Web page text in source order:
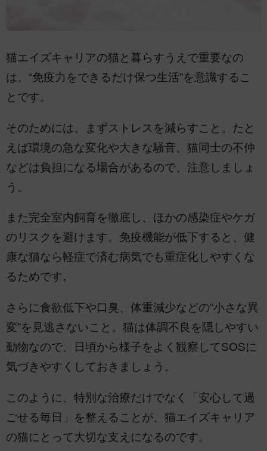
猫エイズキャリアの猫と暮らすうえで重要なの
は、“免疫力をできるだけ保つ生活”を意識するこ
とです。
そのためには、まずストレスを減らすこと。たと
えば環境の急な変化や大きな騒音、猫同士の不仲
などは負担になる場合があるので、注意しましょ
う。
また完全室内飼育を徹底し、ほかの感染症やケガ
のリスクを避けます。免疫機能が低下すると、健
康な猫なら軽症で済む病気でも重症化しやすくな
るためです。
さらに食欲低下や口臭、体重減少などの“小さな異
変”を見逃さないこと。猫は体調不良を隠しやすい
動物なので、日頃から様子をよく観察してSOSに
気づきやすくしておきましょう。
このように、特別な治療だけでなく「安心して過
ごせる毎日」を整えることが、猫エイズキャリア
の猫にとって大切な支えになるのです。